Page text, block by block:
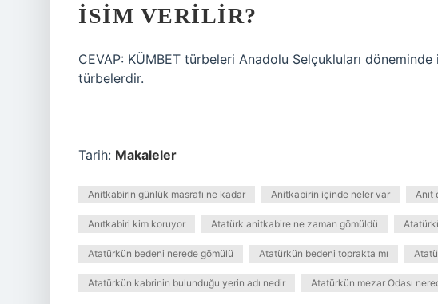
ISIM VERILIR?
CEVAP: KÜMBET türbeleri Anadolu Selçukluları
türbelerdir.
Tarih: Makaleler
Anitkabirin günlük masrafı ne kadar Anitkabirin içinde neler var Anıt
Anıtkabiri kim koruyor Atatürk anitkabire ne zaman gömüldü
Atatürkün bedeni nerede gömülü Atatürkün bedeni toprakta mı
Atatürkün kabrinin bulunduğu yerin adı nedir Atatürkün mezar Odası